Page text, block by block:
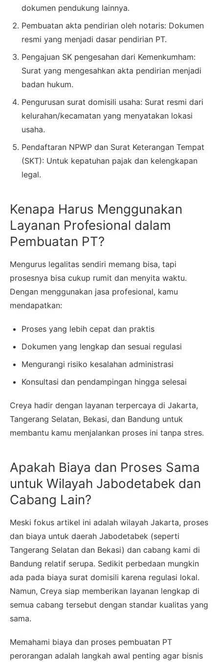
dokumen pendukung lainnya.
Pembuatan akta pendirian oleh notaris: Dokumen
resmi yang menjadi dasar pendirian PT.
Pengajuan SK pengesahan dari Kemenkumham:
Surat yang mengesahkan akta pendirian menjadi
badan hukum.
Pengurusan surat domisili usaha: Surat resmi dari
kelurahan/kecamatan yang menyatakan lokasi
usaha.
Pendaftaran NPWP dan Surat Keterangan Tempat
(SKT): Untuk kepatuhan pajak dan kelengkapan
legal.
Kenapa Harus Menggunakan
Layanan Profesional dalam
Pembuatan PT?
Mengurus legalitas sendiri memang bisa, tapi
prosesnya bisa cukup rumit dan menyita waktu.
Dengan menggunakan jasa profesional, kamu
mendapatkan:
Proses yang lebih cepat dan praktis
Dokumen yang lengkap dan sesuai regulasi
Mengurangi risiko kesalahan administrasi
Konsultasi dan pendampingan hingga selesai
Creya hadir dengan layanan terpercaya di Jakarta,
Tangerang Selatan, Bekasi, dan Bandung untuk
membantu kamu menjalankan proses ini tanpa stres.
Apakah Biaya dan Proses Sama
untuk Wilayah Jabodetabek dan
Cabang Lain?
Meski fokus artikel ini adalah wilayah Jakarta, proses
dan biaya untuk daerah Jabodetabek (seperti
Tangerang Selatan dan Bekasi) dan cabang kami di
Bandung relatif serupa. Sedikit perbedaan mungkin
ada pada biaya surat domisili karena regulasi lokal.
Namun, Creya siap memberikan layanan lengkap di
semua cabang tersebut dengan standar kualitas yang
sama.
Memahami biaya dan proses pembuatan PT
perorangan adalah langkah awal penting agar bisnis